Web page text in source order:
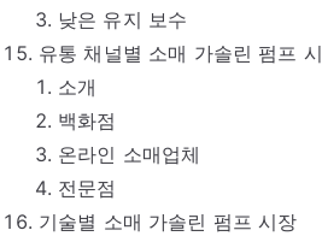
낮은 유지 보수
유통 채널별 소매 가솔린 펌프
소개
백화점
온라인 소매업체
전문점
기술별 소매 가솔린 펌프 시장